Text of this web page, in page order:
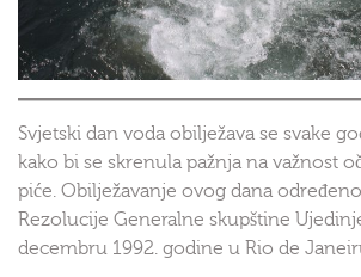
Svjetski dan voda obilježava se svake
kako bi se skrenula pažnja na važnost
piće. Obilježavanje ovog dana
Rezolucije Generalne skupštine
decembru 1992. godine u Rio de